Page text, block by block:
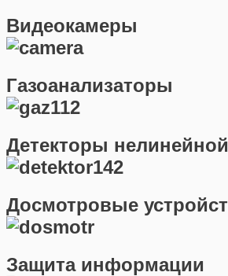
Видеокамеры
Газоанализаторы
Детекторы
Досмотровые
Защита информации